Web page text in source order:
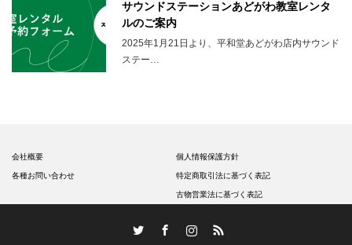
サウンドステーションあどがわ教室レンタ
ルのご案内
2025年1月21日より、平和堂あどがわ店内サウンド
ステー…
会社概要
各種お問い合わせ
個人情報保護方針
特定商取引法に基づく表記
古物営業法に基づく表記
InstagramRSS